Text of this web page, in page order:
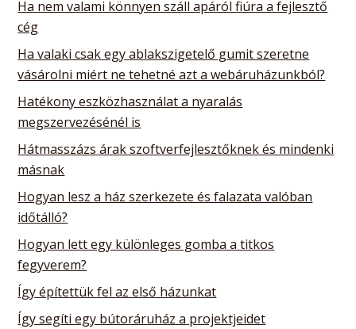
Ha nem valami könnyen száll apáról fiúra a fejlesztő
cég
Ha valaki csak egy ablakszigetelő gumit szeretne
vásárolni miért ne tehetné azt a webáruházunkból?
Hatékony eszközhasználat a nyaralás
megszervezésénél is
Hátmasszázs árak szoftverfejlesztőknek és mindenki
másnak
Hogyan lesz a ház szerkezete és falazata valóban
időtálló?
Hogyan lett egy különleges gomba a titkos
fegyverem?
Így építettük fel az első házunkat
Így segíti egy bútoráruház a projektjeidet